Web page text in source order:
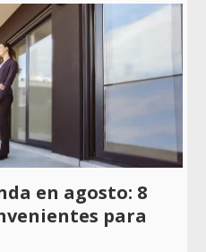
en agosto: 8
para